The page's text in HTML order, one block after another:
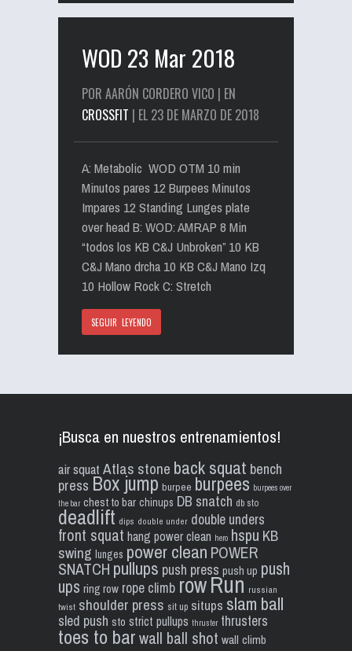
WOD 23 Mar 2018
POR AARÓN CORDERO VICO | EN
CROSSFIT | EL 23 DE MARZO DE 2018
A: Metabolic WOD OTM 10 min
Minutos pares 12 Burpees Minutos
Impares 12 Standing Lunges plate
over head B: WOD: AMRAP 8 Min
“todos los KB C&J Unbroken” 10 KB
C&J Mano drcha 10 KB C&J Mano Izq
10 Hollow Rock C: Stretch
SEGUIR LEYENDO
¡Busca en nuestros entrenamientos!
air squat Atlas stone back squat bench
press Box jump burpee burpees burpees over
the bar chest to bar chinups DB snatch db sto
deadlift dips double under double unders
front squat hang power clean hero hspu KB
swing lunges power clean POWER
SNATCH pullups push press push up push
ups ring row rope climb rowRun russian
twist shoulder press sit up situps slam ball
sled push sto strict pullups thruster thrusters
toes to barwall ball shot wall climb